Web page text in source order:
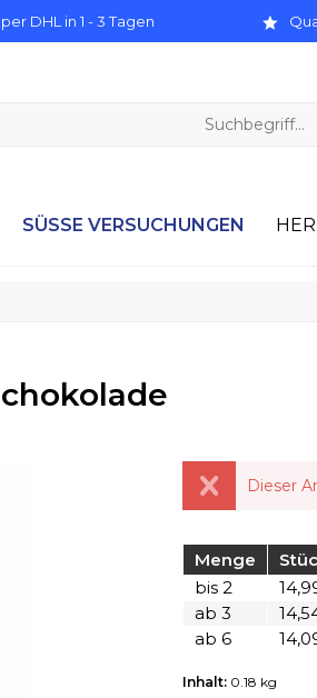
DHL in 1 - 3 Tagen
SÜSSE VERSUCHUNGEN
Dieser
Menge
bis 2
ab 3
ab 6
Inhalt: 0.18 kg